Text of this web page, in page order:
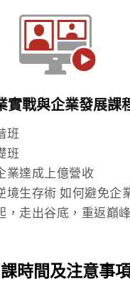
實戰與企業發展課
班
班
業達成上億營收
境生存術 如何避免企
，走出谷底，重返巔
時間及注意事